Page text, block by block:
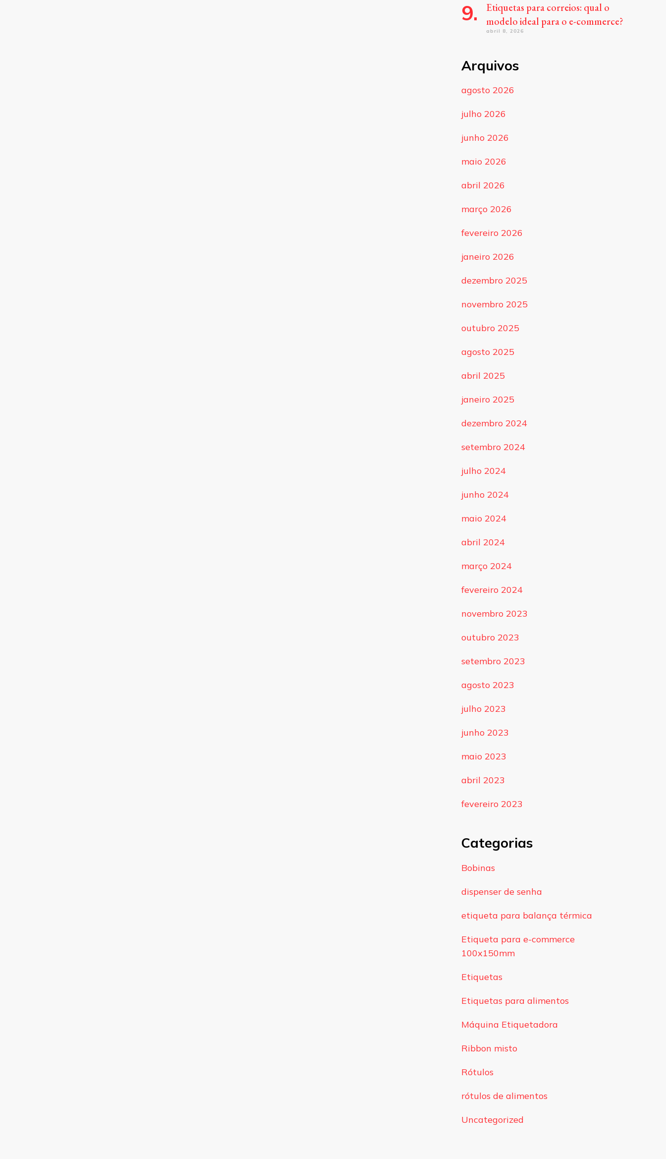
Etiquetas para correios: qual o
modelo ideal para o e-commerce?
abril 8, 2026
Arquivos
agosto 2026
julho 2026
junho 2026
maio 2026
abril 2026
março 2026
fevereiro 2026
janeiro 2026
dezembro 2025
novembro 2025
outubro 2025
agosto 2025
abril 2025
janeiro 2025
dezembro 2024
setembro 2024
julho 2024
junho 2024
maio 2024
abril 2024
março 2024
fevereiro 2024
novembro 2023
outubro 2023
setembro 2023
agosto 2023
julho 2023
junho 2023
maio 2023
abril 2023
fevereiro 2023
Categorias
Bobinas
dispenser de senha
etiqueta para balança térmica
Etiqueta para e-commerce
100x150mm
Etiquetas
Etiquetas para alimentos
Máquina Etiquetadora
Ribbon misto
Rótulos
rótulos de alimentos
Uncategorized